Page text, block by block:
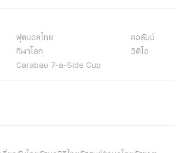
ฟุตบอลไทย
คอลัมน์
กีฬาโลก
วิดีโอ
Carabao 7-a-Side Cup